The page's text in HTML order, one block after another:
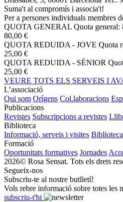
Suma't al compromís i associa't!
Per a persones individuals membres
QUOTA GENERAL Quota general:
80,00 €
QUOTA REDUIDA - JOVE Quota
25,00 €
QUOTA REDUIDA - SÈNIOR
25,00 €
VEURE TOTS ELS SERVEIS I
L’associació
Qui som Orígens Col.laboracions
Publicacions
Revistes Subscripcions a revistes
Biblioteca
Informació, serveis i visites
Formació
Oportunitats formatives Jornades
2026© Rosa Sensat. Tots els drets
Segueix-nos
Subscriu-te al nostre butlletí!
Vols rebre informació sobre totes les
subscriu-t'hi